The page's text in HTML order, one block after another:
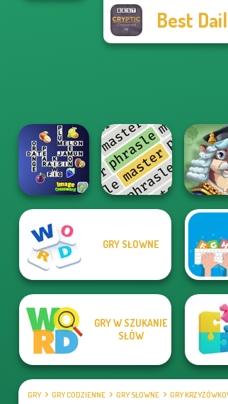
Best
Image
Crossword
Words
GRY SŁOWNE
GRY W SZUKANIE
SŁÓW
GRY GRY CODZIENNE GRY SŁOWNE GRY